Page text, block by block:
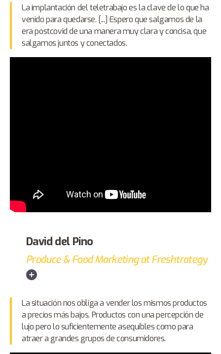
La implantación del teletrabajo es la clave de lo que ha
venido para quedarse. [...] Espero que salgamos de la
era postcovid de una manera muy clara y concisa, que
salgamos juntos y conectados.
David del Pino
Produce & Food Marketing at Freshtrategy
La situación nos obliga a vender los mismos productos
a precios más bajos. Productos con una percepción de
lujo pero lo suficientemente asequibles como para
atraer a grandes grupos de consumidores.